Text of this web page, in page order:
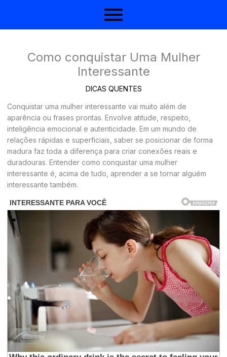
Como conquistar Uma Mulher
Interessante
DICAS QUENTES
Conquistar uma mulher interessante vai muito além de
aparência ou frases prontas. Envolve atitude, respeito,
inteligência emocional e autenticidade. Em um mundo de
relações rápidas e superficiais, saber se posicionar de forma
madura faz toda a diferença para criar conexões reais e
duradouras. Entender como conquistar uma mulher
interessante é, acima de tudo, aprender a se tornar alguém
interessante também.